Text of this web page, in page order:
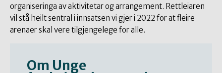
organiseringa av aktivitetar og arrangement. Rettleiaren
vil stå heilt sentral i innsatsen vi gjer i 2022 for at fleire
arenaer skal vere tilgjengelege for alle.
Om Unge